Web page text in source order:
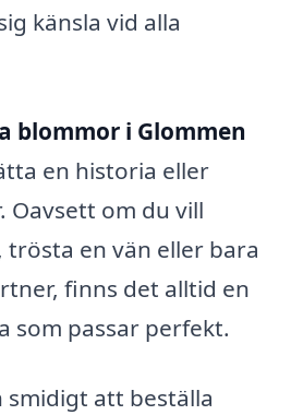
känsla vid alla
blommor i Glommen
en historia eller
Oavsett om du vill
en vän eller bara
finns det alltid en
som passar perfekt.
smidigt att beställa